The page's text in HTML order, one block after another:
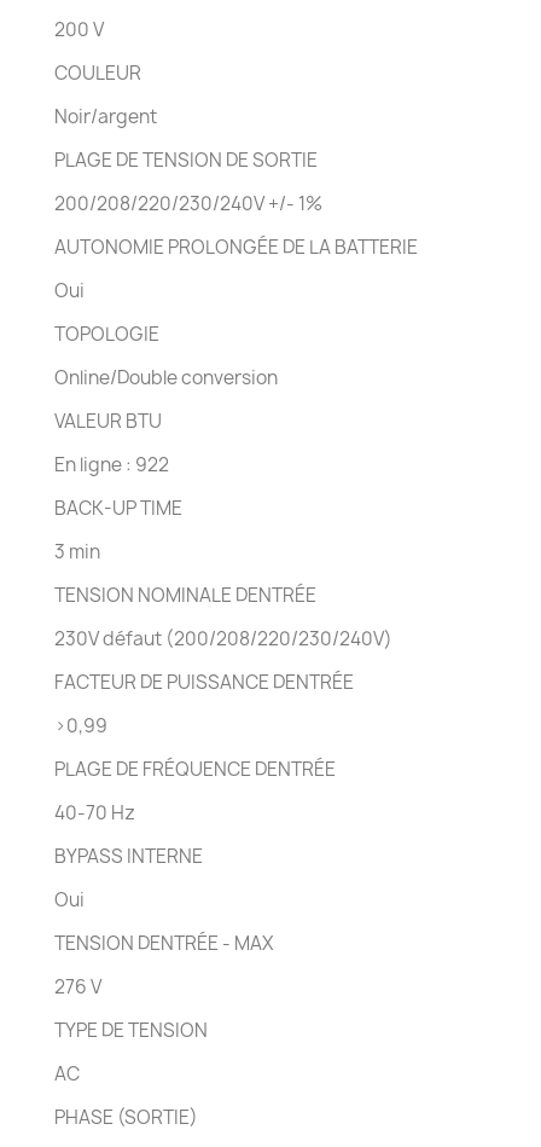
200 V
COULEUR
Noir/argent
PLAGE DE TENSION DE SORTIE
200/208/220/230/240V +/- 1%
AUTONOMIE PROLONGÉE DE LA BATTERIE
Oui
TOPOLOGIE
Online/Double conversion
VALEUR BTU
En ligne : 922
BACK-UP TIME
3 min
TENSION NOMINALE DENTRÉE
230V défaut (200/208/220/230/240V)
FACTEUR DE PUISSANCE DENTRÉE
>0,99
PLAGE DE FRÉQUENCE DENTRÉE
40-70 Hz
BYPASS INTERNE
Oui
TENSION DENTRÉE - MAX
276 V
TYPE DE TENSION
AC
PHASE (SORTIE)